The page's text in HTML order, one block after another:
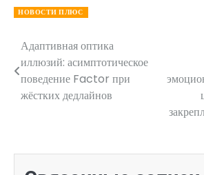
НОВОСТИ ПЛЮС
Навигация
по
записям
Адаптивная оптика
иллюзий: асимптотическое
поведение Factor при
жёстких дедлайнов